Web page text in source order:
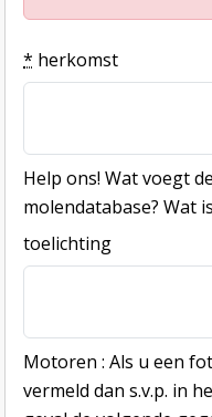
* herkomst
Help ons! Wat voegt
molendatabase? Wat
toelichting
Motoren : Als u een
vermeld dan s.v.p. in